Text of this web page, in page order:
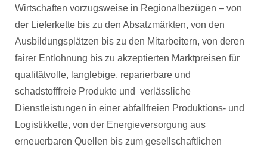
Wirtschaften vorzugsweise in Regionalbezügen – von
der Lieferkette bis zu den Absatzmärkten, von den
Ausbildungsplätzen bis zu den Mitarbeitern, von deren
fairer Entlohnung bis zu akzeptierten Marktpreisen für
qualitätvolle, langlebige, reparierbare und
schadstofffreie Produkte und verlässliche
Dienstleistungen in einer abfallfreien Produktions- und
Logistikkette, von der Energieversorgung aus
erneuerbaren Quellen bis zum gesellschaftlichen